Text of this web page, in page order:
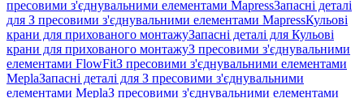
пресовими з'єднувальними елементами MapressЗапасні деталі
для З пресовими з'єднувальними елементами MapressКульові
крани для прихованого монтажуЗапасні деталі для Кульові
крани для прихованого монтажуЗ пресовими з'єднувальними
елементами FlowFitЗ пресовими з'єднувальними елементами
MeplaЗапасні деталі для З пресовими з'єднувальними
елементами MeplaЗ пресовими з'єднувальними елементами